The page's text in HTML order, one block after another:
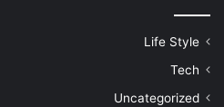
Life Style
Tech
Uncategorized